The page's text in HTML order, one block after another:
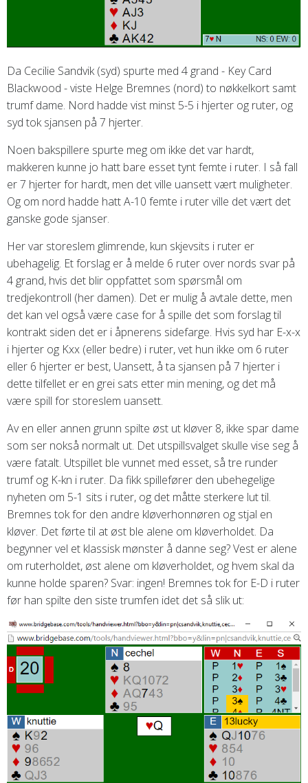
Da Cecilie Sandvik (syd) spurte med 4 grand - Key Card
Blackwood - viste Helge Bremnes (nord) to nøkkelkort samt
trumf dame. Nord hadde vist minst 5-5 i hjerter og ruter, og
syd tok sjansen på 7 hjerter.
Noen bakspillere spurte meg om ikke det var hardt,
makkeren kunne jo hatt bare esset tynt femte i ruter. I så fall
er 7 hjerter for hardt, men det ville uansett vært muligheter.
Og om nord hadde hatt A-10 femte i ruter ville det vært det
ganske gode sjanser.
Her var storeslem glimrende, kun skjevsits i ruter er
ubehagelig. Et forslag er å melde 6 ruter over nords svar på
4 grand, hvis det blir oppfattet som spørsmål om
tredjekontroll (her damen). Det er mulig å avtale dette, men
det kan vel også være case for å spille det som forslag til
kontrakt siden det er i åpnerens sidefarge. Hvis syd har E-x-x
i hjerter og Kxx (eller bedre) i ruter, vet hun ikke om 6 ruter
eller 6 hjerter er best, Uansett, å ta sjansen på 7 hjerter i
dette tilfellet er en grei sats etter min mening, og det må
være spill for storeslem uansett.
Av en eller annen grunn spilte øst ut kløver 8, ikke spar dame
som ser nokså normalt ut. Det utspillsvalget skulle vise seg å
være fatalt. Utspillet ble vunnet med esset, så tre runder
trumf og K-kn i ruter. Da fikk spillefører den ubehegelige
nyheten om 5-1 sits i ruter, og det måtte sterkere lut til.
Bremnes tok for den andre kløverhonnøren og stjal en
kløver. Det førte til at øst ble alene om kløverholdet. Da
begynner vel et klassisk mønster å danne seg? Vest er alene
om ruterholdet, øst alene om kløverholdet, og hvem skal da
kunne holde sparen? Svar: ingen! Bremnes tok for E-D i ruter
før han spilte den siste trumfen idet det så slik ut: